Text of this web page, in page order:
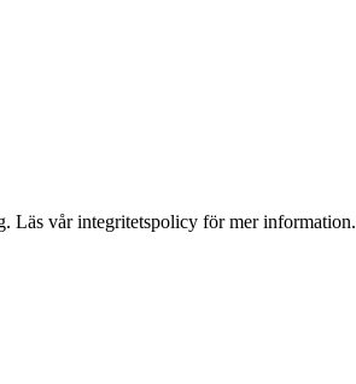
Läs vår integritetspolicy för mer information.